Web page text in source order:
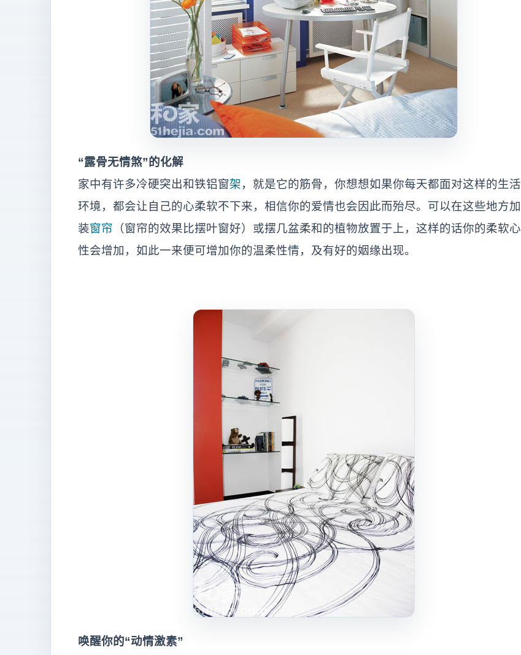
“露骨无情煞”的化解
家中有许多冷硬突出和铁铝窗架，就是它的筋骨，你想想如果你每天都面对这样的生活
环境，都会让自己的心柔软不下来，相信你的爱情也会因此而殆尽。可以在这些地方加
装窗帘 （窗帘的效果比摆叶窗好）或摆几盆柔和的植物放置于上，这样的话你的柔软心
性会增加，如此一来便可增加你的温柔性情，及有好的姻缘出现。
唤醒你的“动情激素”